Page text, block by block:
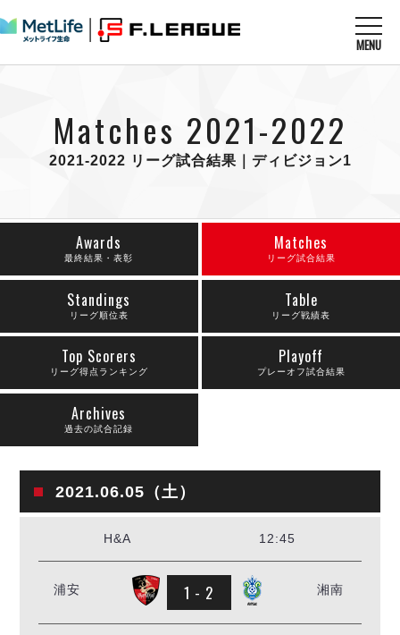
MENU
すべてのニュース
リーグ戦
U-23選抜
チケット
メディア情報
フットサル日本代表
その他
試合を観る MATCHES
試合日程
警告・退場・出場停止選手
個人ランキング｜ゴール
個人ランキング｜シュート
個人ランキング｜シュート成功率
個人ランキング｜第2PK
メットライフ生命Ｆ２リーグ
試合日程
警告・退場・出場停止選手
個人ランキング｜ゴール
個人ランキング｜シュート
メットライフ生命Ｆ１リーグ
エスポラーダ北海道
フウガドールすみだ
しながわシティ
立川アスレティックFC
ペスカドーラ町田
湘南ベルマーレ
ボアルース長野
名古屋オーシャンズ
ボルクバレット北九州
メットライフ生命Ｆ２リーグ
チケットを買う
アリーナ情報 ARENA
リーグ概要
リーグ概要
日本フットサルリーグについて
クラブライセンス関連
アリーナ観戦マナー&ルール
過去の試合記録
ディビジョン1 試合記録
ディビジョン2 試合記録
Ｆリーグカップ 試合記録
DIVISION01
Matches 2021-2022
2021-2022 リーグ試合結果｜ディビジョン1
Awards
最終結果・表彰
Matches
リーグ試合結果
Standings
リーグ順位表
Table
リーグ戦績表
Top Scorers
リーグ得点ランキング
Playoff
プレーオフ試合結果
Archives
過去の試合記録
2021.06.05（土）
H&A 12:45
浦安 1 - 2 湘南